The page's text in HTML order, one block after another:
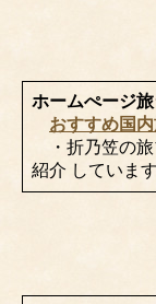
ホームぺージ
おすすめ国
・折乃笠の旅
紹介 していま